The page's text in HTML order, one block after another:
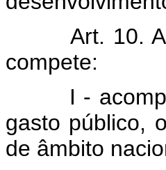
Art. 10. Ao
compete:
I -
gasto público,
de âmbito